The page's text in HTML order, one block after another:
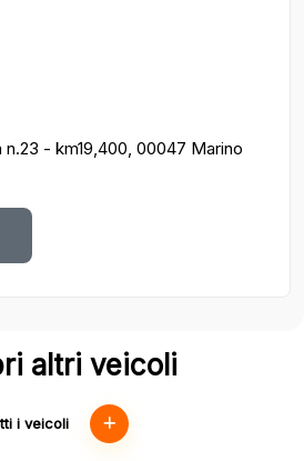
n.23 - km19,400, 00047 Marino
altri veicoli
i veicoli